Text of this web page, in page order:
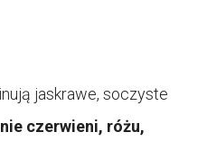
jaskrawe, soczyste
czerwieni, różu,